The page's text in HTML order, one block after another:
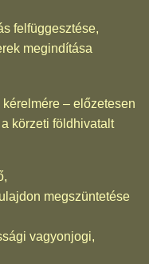
felfüggesztése,
megindítása
– előzetesen
körzeti földhivatalt
megszüntetése
vagyonjogi,